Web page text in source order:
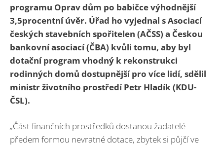
programu Oprav dům po babičce výhodnější
3,5procentní úvěr. Úřad ho vyjednal s Asociací
českých stavebních spořitelen (AČSS) a Českou
bankovní asociací (ČBA) kvůli tomu, aby byl
dotační program vhodný k rekonstrukci
rodinných domů dostupnější pro více lidí, sdělil
ministr životního prostředí Petr Hladík (KDU-
ČSL).
„Část finančních prostředků dostanou žadatelé
předem formou nevratné dotace, zbytek si půjčí ve